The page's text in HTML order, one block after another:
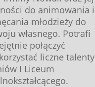
do animowania i
młodzieży do
własnego. Potrafi
połączyć
liczne talenty
I Liceum